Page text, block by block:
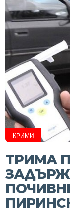
КРИМИ
ТРИМА